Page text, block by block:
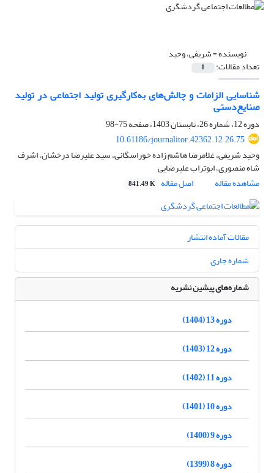
نویسنده =شریفی، وحید
تعداد مقالات: 1
شناسایی الزامات و چالش‌‌های به‌کارگیری تولید اجتماعی در تولید
صنایع‌دستی
دوره 12، شماره 26، تابستان 1403، صفحه
75-98
10.61186/journalitor.42362.12.26.75
وحید شریفی، غلامرضا هاشم زاده خوراسگانی، سید علیرضا درخشان، اشرف
شاه منصوری، ابوتراب علیرضایی
مشاهده مقاله
اصل مقاله 841.49 K
مقالات آماده انتشار
شماره جاری
شماره‌های پیشین نشریه
دوره 13 (1404)
دوره 12 (1403)
دوره 11 (1402)
دوره 10 (1401)
دوره 9 (1400)
دوره 8 (1399)